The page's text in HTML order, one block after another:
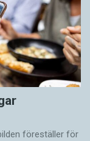
föreställer för